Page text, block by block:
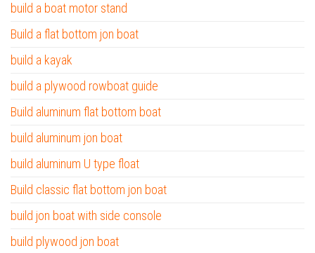
build a boat motor stand
Build a flat bottom jon boat
build a kayak
build a plywood rowboat guide
Build aluminum flat bottom boat
build aluminum jon boat
build aluminum U type float
Build classic flat bottom jon boat
build jon boat with side console
build plywood jon boat